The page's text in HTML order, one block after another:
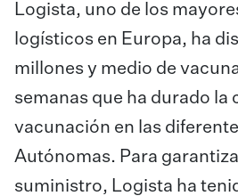
Logista, uno de los
logísticos en Europa, ha
millones y medio de
semanas que ha durado la
vacunación en las
Autónomas. Para
suministro, Logista ha